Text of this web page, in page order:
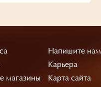
Напишите нам
Карьера
магазины
Карта сайта